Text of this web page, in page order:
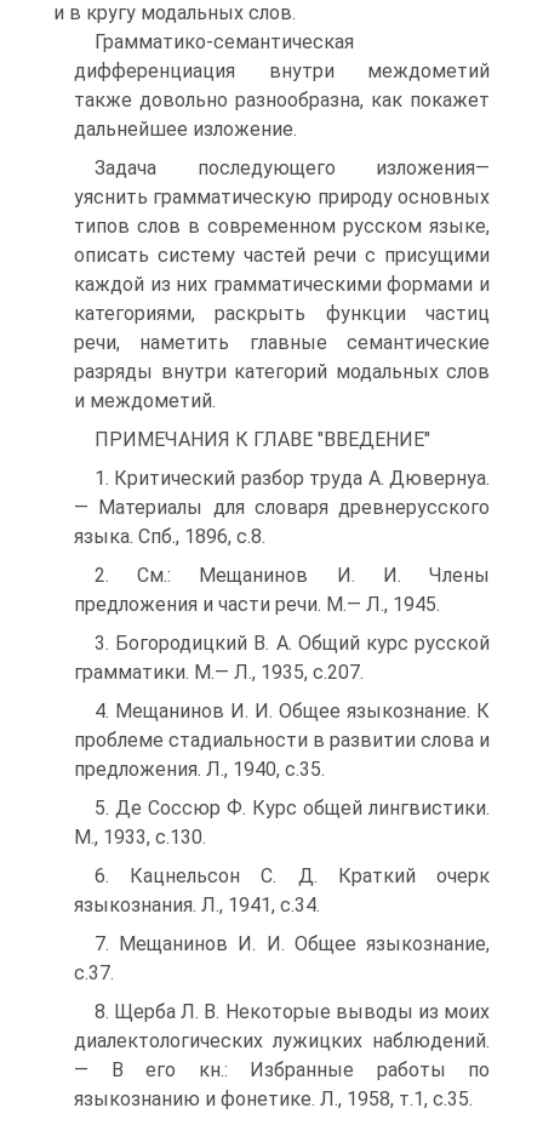
и в кругу модальных слов.
Грамматико-семантическая
дифференциация внутри междометий
также довольно разнообразна, как покажет
дальнейшее изложение.
Задача последующего изложения—
уяснить грамматическую природу основных
типов слов в современном русском языке,
описать систему частей речи с присущими
каждой из них грамматическими формами и
категориями, раскрыть функции частиц
речи, наметить главные семантические
разряды внутри категорий модальных слов
и междометий.
ПРИМЕЧАНИЯ К ГЛАВЕ "ВВЕДЕНИЕ"
1. Критический разбор труда А. Дювернуа.
— Материалы для словаря древнерусского
языка. Спб., 1896, с.8.
2. См.: Мещанинов И. И. Члены
предложения и части речи. М.— Л., 1945.
3. Богородицкий В. А. Общий курс русской
грамматики. M.— Л., 1935, с.207.
4. Мещанинов И. И. Общее языкознание. К
проблеме стадиальности в развитии слова и
предложения. Л., 1940, с.35.
5. Де Соссюр Ф. Курс общей лингвистики.
М., 1933, с.130.
6. Кацнельсон С. Д. Краткий очерк
языкознания. Л., 1941, с.34.
7. Мещанинов И. И. Общее языкознание,
с.37.
8. Щерба Л. В. Некоторые выводы из моих
диалектологических лужицких наблюдений.
— В его кн.: Избранные работы по
языкознанию и фонетике. Л., 1958, т.1, с.35.